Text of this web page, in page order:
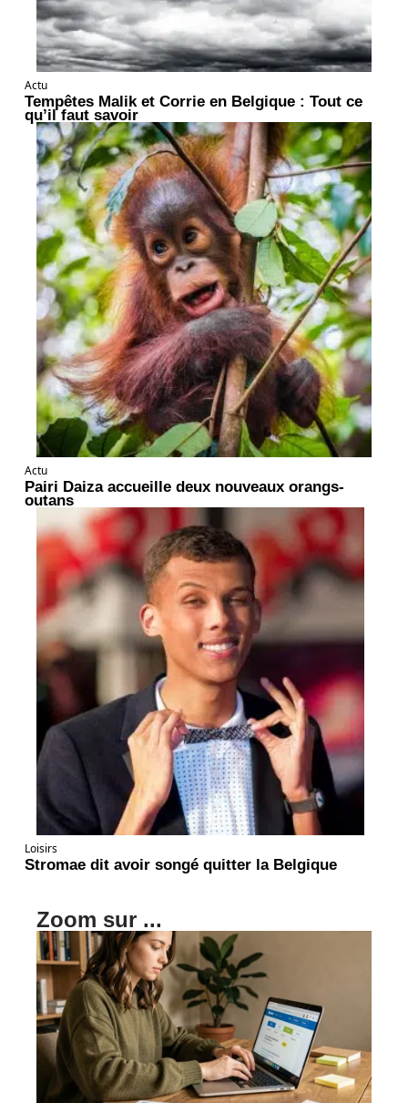
Actu
Tempêtes Malik et Corrie en Belgique : Tout ce
qu’il faut savoir
Actu
Pairi Daiza accueille deux nouveaux orangs-
outans
Loisirs
Stromae dit avoir songé quitter la Belgique
Zoom sur ...